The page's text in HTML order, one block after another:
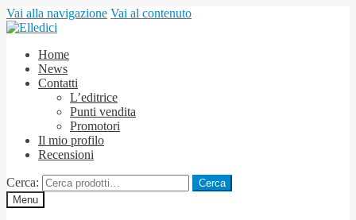
Vai alla navigazione Vai al contenuto
Home
News
Contatti
L’editrice
Punti vendita
Promotori
Il mio profilo
Recensioni
Cerca:
Cerca
Menu